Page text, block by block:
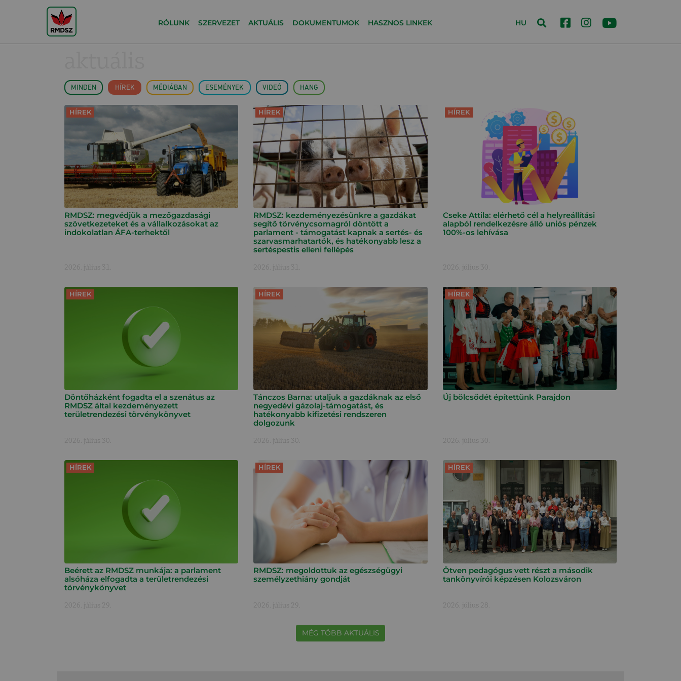
RÓLUNK SZERVEZET AKTUÁLIS DOKUMENTUMOK HASZNOS LINKEK HU
MINDEN HÍREK MÉDIÁBAN ESEMÉNYEK VIDEÓ HANG
HÍREK
RMDSZ: megvédjük a mezőgazdasági
szövetkezeteket és a vállalkozásokat az
indokolatlan ÁFA-terhektől
2026. július 31.
HÍREK
RMDSZ: kezdeményezésünkre a gazdákat
segítő törvénycsomagról döntött a
parlament - támogatást kapnak a sertés- és
szarvasmarhatartók, és hatékonyabb lesz a
sertéspestis elleni fellépés
2026. július 31.
HÍREK
Cseke Attila: elérhető cél a helyreállítási
alapból rendelkezésre álló uniós pénzek
100%-os lehívása
2026. július 30.
HÍREK
Döntőházként fogadta el a szenátus az
RMDSZ által kezdeményezett
területrendezési törvénykönyvet
2026. július 30.
HÍREK
Tánczos Barna: utaljuk a gazdáknak az első
negyedévi gázolaj-támogatást, és
hatékonyabb kifizetési rendszeren
dolgozunk
2026. július 30.
HÍREK
Új bölcsődét építettünk Parajdon
2026. július 30.
HÍREK
Beérett az RMDSZ munkája: a parlament
alsóháza elfogadta a területrendezési
törvénykönyvet
2026. július 29.
HÍREK
RMDSZ: megoldottuk az egészségügyi
személyzethiány gondját
2026. július 29.
HÍREK
Ötven pedagógus vett részt a második
tankönyvírói képzésen Kolozsváron
2026. július 28.
MÉG TÖBB AKTUÁLIS